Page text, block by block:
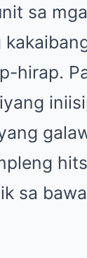
sa
hirap.
sa